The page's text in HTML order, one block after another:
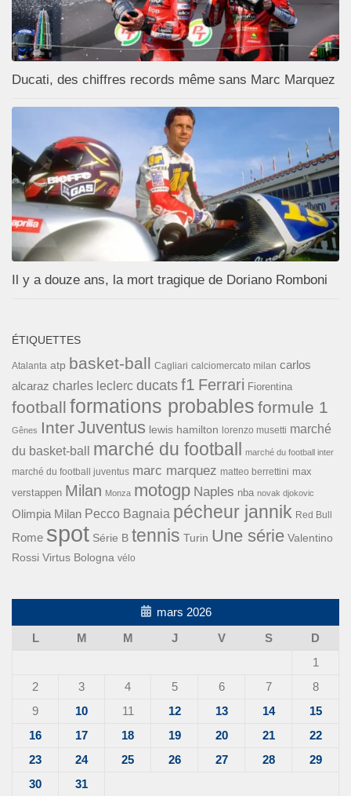
Ducati, des chiffres records même sans Marc Marquez
Il y a douze ans, la mort tragique de Doriano Romboni
ÉTIQUETTES
Atalanta atp basket-ball Cagliari calciomercato milan carlos
alcaraz charles leclerc ducats f1 Ferrari Fiorentina
football formations probables formule 1
Gênes InterJuventus lewis hamilton lorenzo musetti marché
du basket-ball
marché du football marché du football inter
marché du football juventus marc marquez matteo berrettini max
verstappen Milan Monza motogp Naples nba novak djokovic
Olimpia Milan Pecco Bagnaia pécheur jannik Red Bull
Rome spot Série B tennis Turin Une série Valentino
Rossi Virtus Bologna vélo
mars 2026
L
M M J V S
D
1
2
3 4 5 6 7
8
9
10 11 12 13 14
15
16
17 18 19 20 21
22
23
24 25 26 27 28
29
30
31